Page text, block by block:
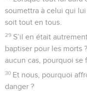
soumettra à celui qui
soit tout en tous.
29 S’il en était
baptiser pour les morts
aucun cas, pourquoi se
30 Et nous, pourquoi
danger ?